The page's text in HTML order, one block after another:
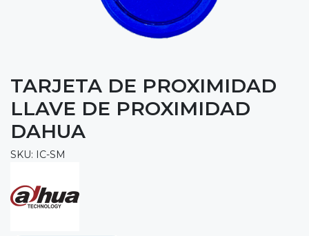
TARJETA DE PROXIMIDAD
LLAVE DE PROXIMIDAD
DAHUA
SKU: IC-SM